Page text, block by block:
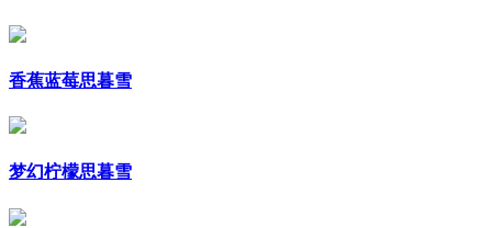
香蕉蓝莓思暮雪
梦幻柠檬思暮雪